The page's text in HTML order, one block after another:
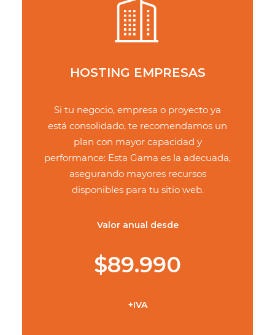
HOSTING EMPRESAS
Si tu negocio, empresa o proyecto ya
está consolidado, te recomendamos un
plan con mayor capacidad y
performance: Esta Gama es la adecuada,
asegurando mayores recursos
disponibles para tu sitio web.
Valor anual desde
$89.990
+IVA